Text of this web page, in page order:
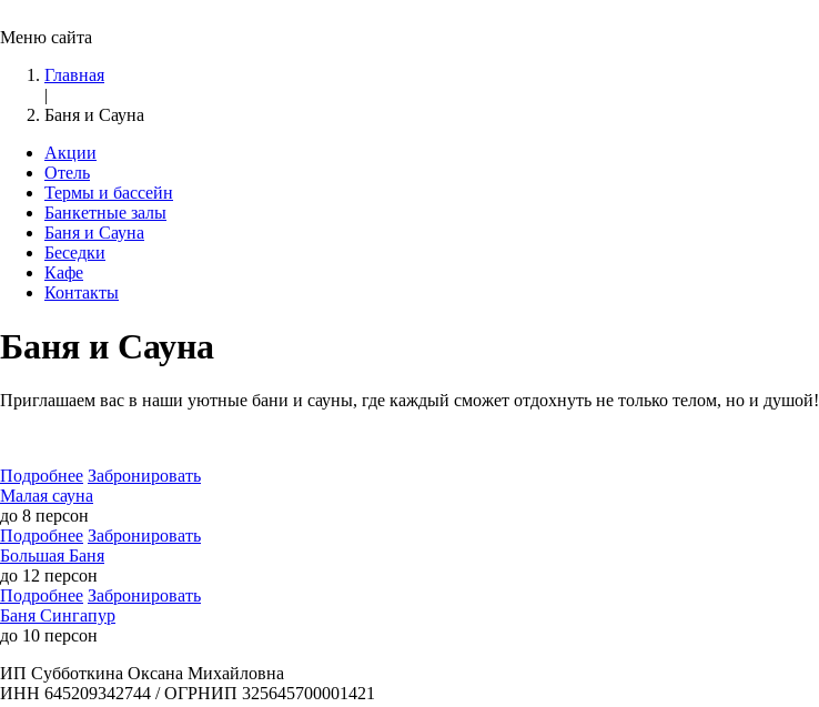
Меню сайта
Главная
|
Баня и Сауна
Акции
Отель
Термы и бассейн
Банкетные залы
Баня и Сауна
Беседки
Кафе
Контакты
Баня и Сауна
Приглашаем вас в наши уютные бани и сауны, где каждый сможет отдохнуть не только телом, но и душой!
Подробнее Забронировать
Малая сауна
до 8 персон
Подробнее Забронировать
Большая Баня
до 12 персон
Подробнее Забронировать
Баня Сингапур
до 10 персон
ИП Субботкина Оксана Михайловна
ИНН 645209342744 / ОГРНИП 325645700001421